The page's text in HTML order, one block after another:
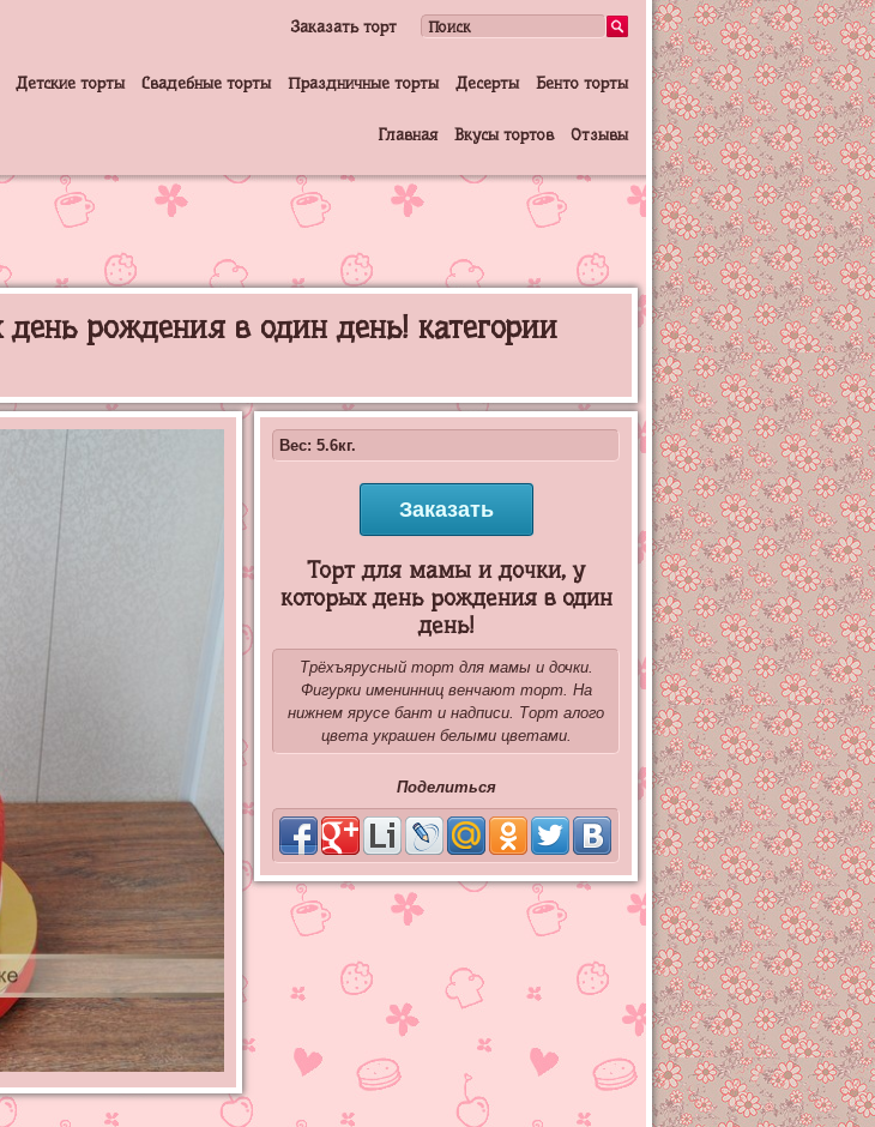
Заказать торт
Детские торты Свадебные торты Праздничные торты Десерты Бенто торты
Главная Вкусы тортов Отзывы
рождения в один день! категории
Вес: 5.6кг.
Заказать
Торт для мамы и дочки, у
которых день рождения в один
день!
Трёхъярусный торт для мамы и дочки.
Фигурки именинниц венчают торт. На
нижнем ярусе бант и надписи. Торт алого
цвета украшен белыми цветами.
Поделиться